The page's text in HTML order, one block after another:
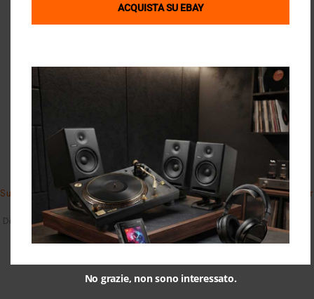
Quick View
Klipsch
Subwoofer Klipsch Reference R-8
SW 150 Watt
Diffusori Audio,Shop,Subwoofer
319,00
€
Quick View
Cambridge Audio
Cambridge Audio CXN100 Lunar
Grey
Elettroniche,Shop,Streamer
1.049,00€
ACQUISTA SU EBAY
No grazie, non sono interessato.